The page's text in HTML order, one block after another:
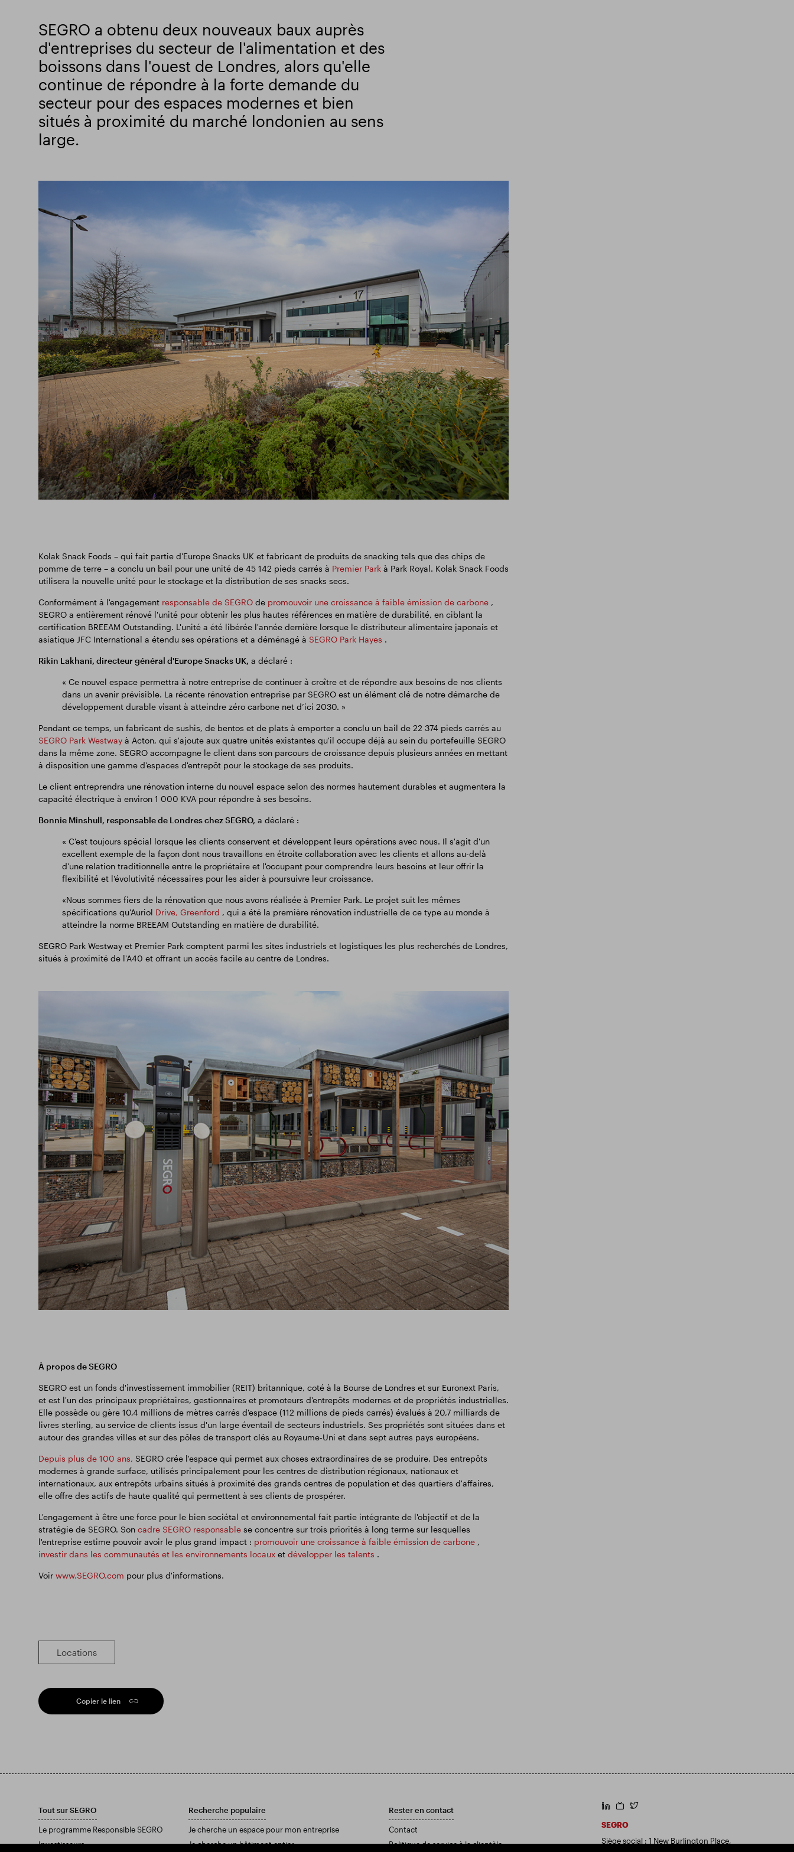
SEGRO a obtenu deux nouveaux baux auprès
d'entreprises du secteur de l'alimentation et des
boissons dans l'ouest de Londres, alors qu'elle
continue de répondre à la forte demande du
secteur pour des espaces modernes et bien
situés à proximité du marché londonien au sens
large.
Kolak Snack Foods – qui fait partie d'Europe Snacks UK et fabricant de produits de snacking tels que des chips de
pomme de terre – a conclu un bail pour une unité de 45 142 pieds carrés à Premier Parkà Park Royal. Kolak Snack Foods
utilisera la nouvelle unité pour le stockage et la distribution de ses snacks secs.
Conformément à l'engagement responsable de SEGROde promouvoir une croissance à faible émission de carbone,
SEGRO a entièrement rénové l'unité pour obtenir les plus hautes références en matière de durabilité, en ciblant la
certification BREEAM Outstanding. L'unité a été libérée l'année dernière lorsque le distributeur alimentaire japonais et
asiatique JFC International a étendu ses opérations et a déménagé à SEGRO Park Hayes .
Rikin Lakhani, directeur général d'Europe Snacks UK, a déclaré :
« Ce nouvel espace permettra à notre entreprise de continuer à croître et de répondre aux besoins de nos clients
dans un avenir prévisible. La récente rénovation entreprise par SEGRO est un élément clé de notre démarche de
développement durable visant à atteindre zéro carbone net d’ici 2030. »
Pendant ce temps, un fabricant de sushis, de bentos et de plats à emporter a conclu un bail de 22 374 pieds carrés au
SEGRO Park Westwayà Acton, qui s'ajoute aux quatre unités existantes qu'il occupe déjà au sein du portefeuille SEGRO
dans la même zone. SEGRO accompagne le client dans son parcours de croissance depuis plusieurs années en mettant
à disposition une gamme d'espaces d'entrepôt pour le stockage de ses produits.
Le client entreprendra une rénovation interne du nouvel espace selon des normes hautement durables et augmentera la
capacité électrique à environ 1 000 KVA pour répondre à ses besoins.
Bonnie Minshull, responsable de Londres chez SEGRO, a déclaré:
« C'est toujours spécial lorsque les clients conservent et développent leurs opérations avec nous. Il s'agit d'un
excellent exemple de la façon dont nous travaillons en étroite collaboration avec les clients et allons au-delà
d'une relation traditionnelle entre le propriétaire et l'occupant pour comprendre leurs besoins et leur offrir la
flexibilité et l'évolutivité nécessaires pour les aider à poursuivre leur croissance.
«Nous sommes fiers de la rénovation que nous avons réalisée à Premier Park. Le projet suit les mêmes
spécifications qu'Auriol Drive, Greenford , qui a été la première rénovation industrielle de ce type au monde à
atteindre la norme BREEAM Outstanding en matière de durabilité.
SEGRO Park Westway et Premier Park comptent parmi les sites industriels et logistiques les plus recherchés de Londres,
situés à proximité de l'A40 et offrant un accès facile au centre de Londres.
À propos de SEGRO
SEGRO est un fonds d'investissement immobilier (REIT) britannique, coté à la Bourse de Londres et sur Euronext Paris,
et est l'un des principaux propriétaires, gestionnaires et promoteurs d'entrepôts modernes et de propriétés industrielles.
Elle possède ou gère 10,4 millions de mètres carrés d'espace (112 millions de pieds carrés) évalués à 20,7 milliards de
livres sterling, au service de clients issus d'un large éventail de secteurs industriels. Ses propriétés sont situées dans et
autour des grandes villes et sur des pôles de transport clés au Royaume-Uni et dans sept autres pays européens.
Depuis plus de 100 ans, SEGRO crée l'espace qui permet aux choses extraordinaires de se produire. Des entrepôts
modernes à grande surface, utilisés principalement pour les centres de distribution régionaux, nationaux et
internationaux, aux entrepôts urbains situés à proximité des grands centres de population et des quartiers d'affaires,
elle offre des actifs de haute qualité qui permettent à ses clients de prospérer.
L'engagement à être une force pour le bien sociétal et environnemental fait partie intégrante de l'objectif et de la
stratégie de SEGRO. Son cadre SEGRO responsablese concentre sur trois priorités à long terme sur lesquelles
l'entreprise estime pouvoir avoir le plus grand impact : promouvoir une croissance à faible émission de carbone,
investir dans les communautés et les environnements locauxet développer les talents .
Voir www.SEGRO.com pour plus d'informations.
Locations
Copier le lien
Tout sur SEGRO
Le programme Responsible SEGRO
Investisseurs
Recherche populaire
Je cherche un espace pour mon entreprise
Je cherche un bâtiment entier
Rester en contact
Contact
Politique de service à la clientèle
https://www.linkedin.com/
https://www.youtube.com/
https://twitter.com/segroplc
SEGRO
Siège social : 1 New Burlington Place,